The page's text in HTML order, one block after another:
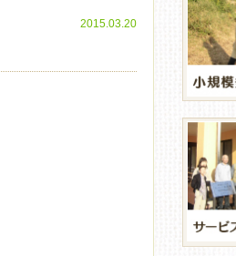
2015.03.20